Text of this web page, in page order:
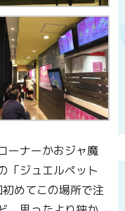
ーナーかおジャ魔
「ジュエルペット
めてこの場所で注